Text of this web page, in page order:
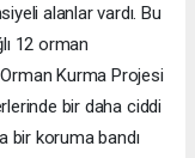
alanlar vardı. Bu
12 orman
Orman Kurma Projesi
bir daha ciddi
bir koruma bandı